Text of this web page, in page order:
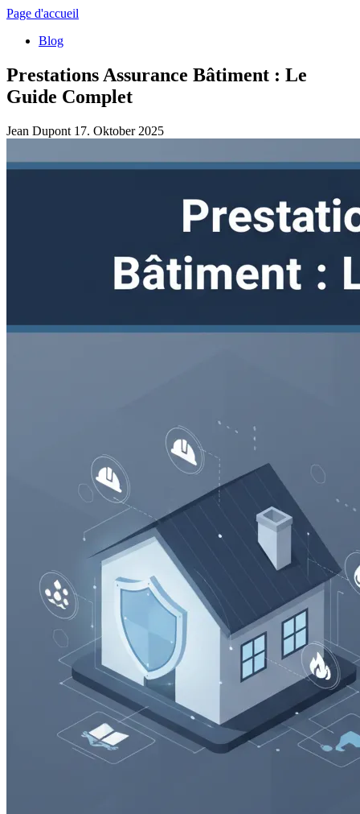
Page d'accueil
Blog
Prestations Assurance Bâtiment : Le
Guide Complet
Jean Dupont 17. Oktober 2025